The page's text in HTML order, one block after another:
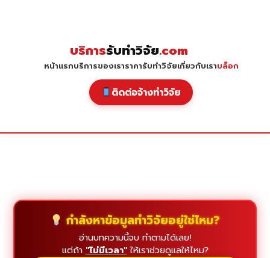
บริการรับทำวิจัย.com
หน้าแรกบริการของเราราคารับทำวิจัยเกี่ยวกับเราบล็อก
ติดต่อจ้างทำวิจัย
กำลังหาข้อมูลทำวิจัยอยู่ใช่ไหม?
อ่านบทความนี้จบ ทำตามได้เลย!
แต่ถ้า "ไม่มีเวลา"ให้เราช่วยดูแลให้ไหม?